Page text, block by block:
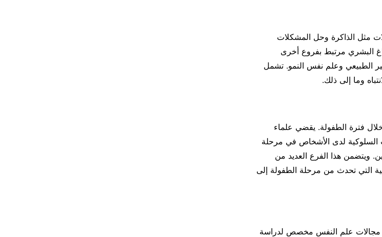
مثل الذاكرة وحل المشكلات
البشري مرتبط بفروع أخرى
الطبيعي وعلم نفس النمو. تشمل
وما إلى ذلك.
فترة الطفولة. يقضي علماء
السلوكية لدى الأشخاص في مرحلة
ويتضمن هذا الفرع العديد من
التي تحدث من مرحلة الطفولة إلى
مجالات علم النفس مخصص لدراسة